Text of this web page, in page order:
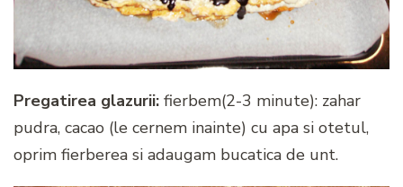
Pregatirea glazurii: fierbem(2-3 minute): zahar
pudra, cacao (le cernem inainte) cu apa si otetul,
oprim fierberea si adaugam bucatica de unt.